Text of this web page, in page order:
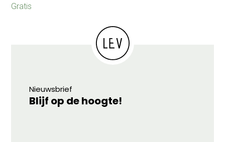
Gratis
Nieuwsbrief
Blijf op de hoogte!